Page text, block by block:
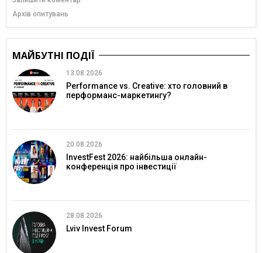
Архів опитувань
МАЙБУТНІ ПОДІЇ
13.08.2026
Performance vs. Creative: хто головний в
перформанс-маркетингу?
20.08.2026
InvestFest 2026: найбільша онлайн-
конференція про інвестиції
28.08.2026
Lviv Invest Forum